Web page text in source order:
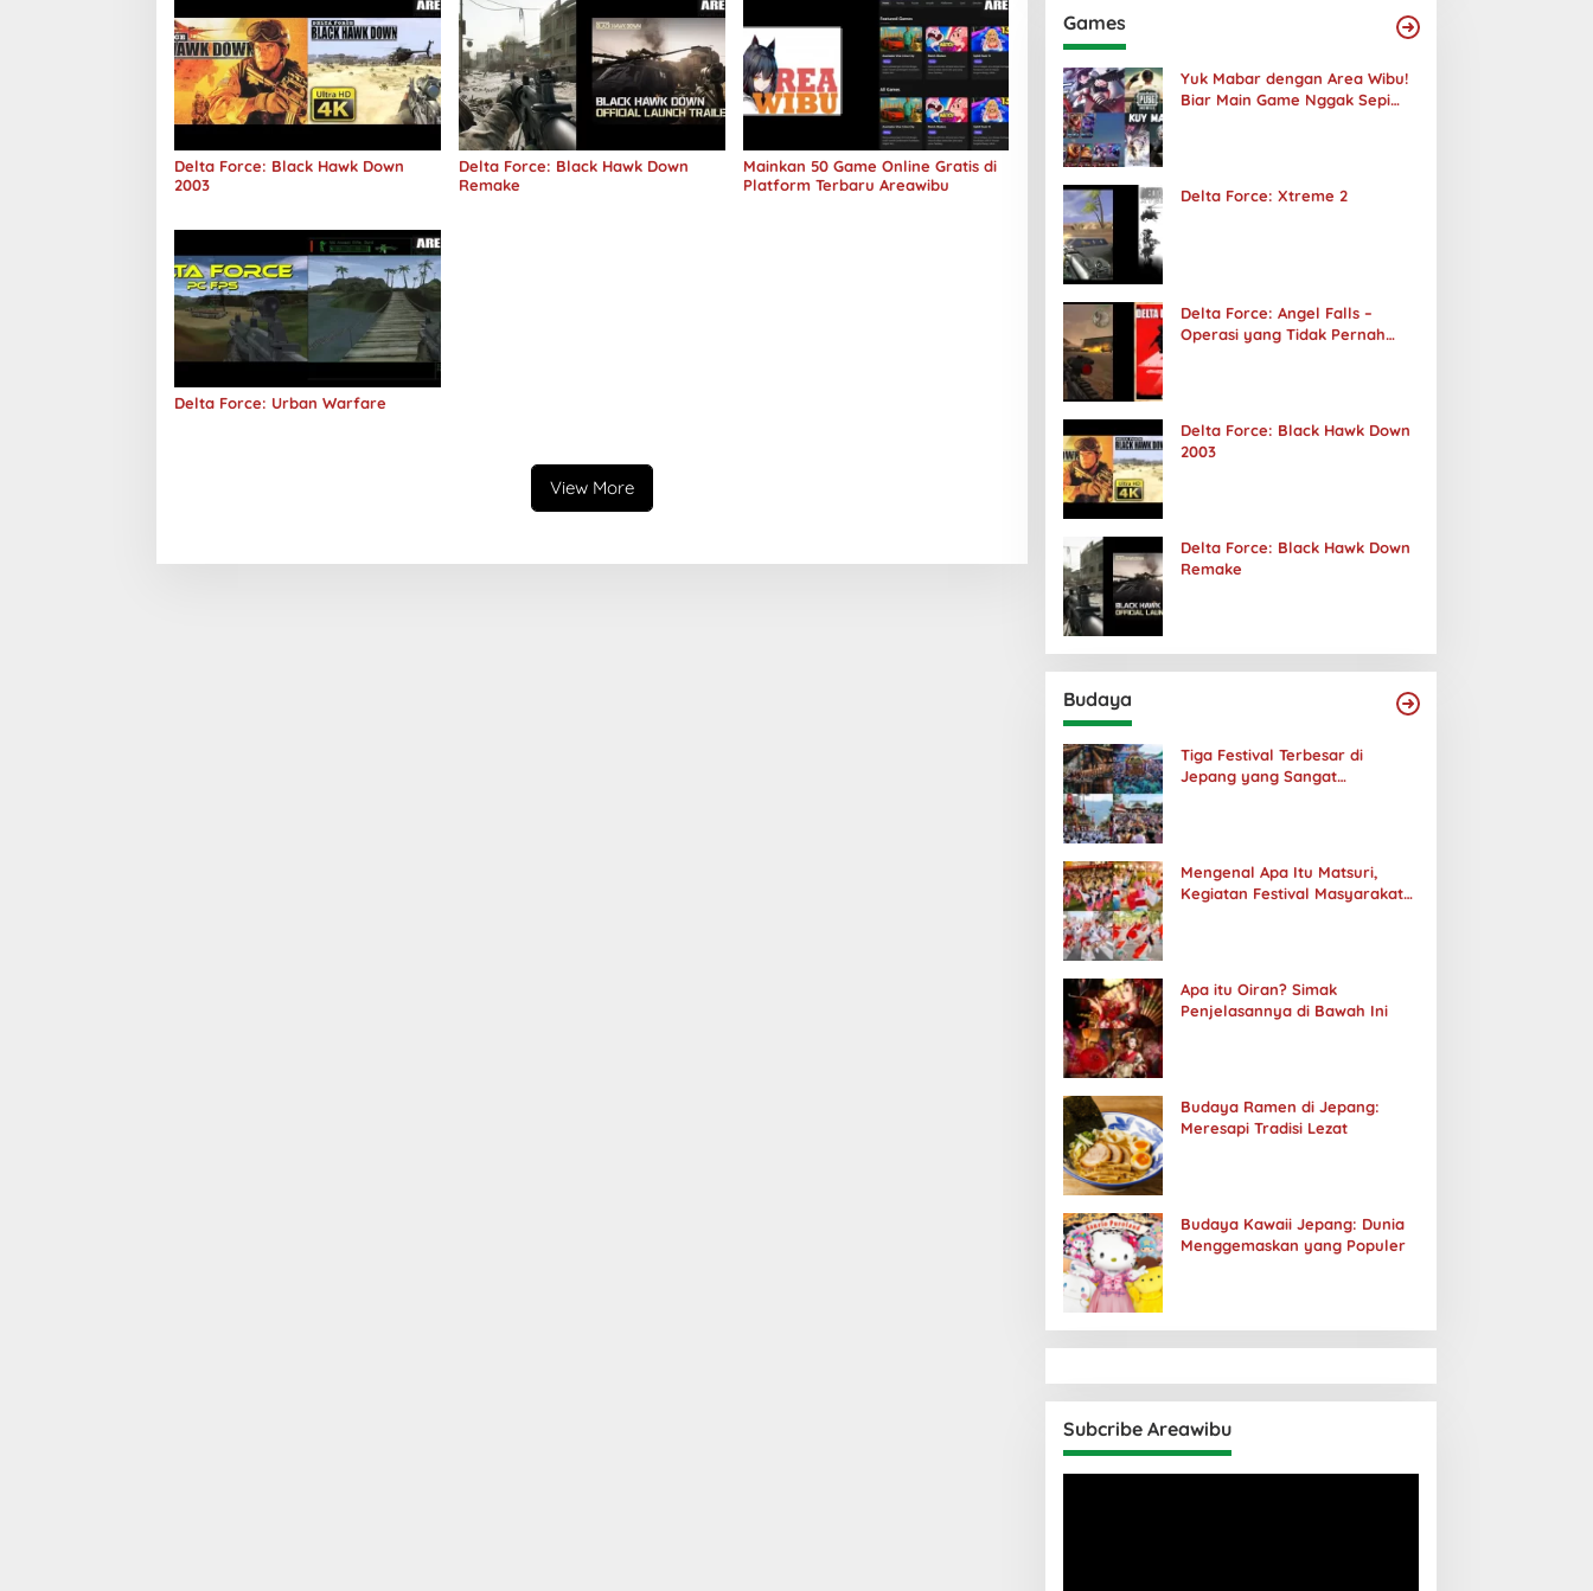
Delta Force: Black Hawk Down
2003
Delta Force: Black Hawk Down
Remake
Mainkan 50 Game Online Gratis di
Platform Terbaru Areawibu
Delta Force: Urban Warfare
View More
Games
Yuk Mabar dengan Area Wibu!
Biar Main Game Nggak Sepi
Delta Force: Xtreme 2
Delta Force: Angel Falls –
Operasi yang Tidak Pernah
Delta Force: Black Hawk Down
2003
Delta Force: Black Hawk Down
Remake
Budaya
Tiga Festival Terbesar di
Jepang yang Sangat
Mengenal Apa Itu Matsuri,
Kegiatan Festival Masyarakat
Apa itu Oiran? Simak
Penjelasannya di Bawah Ini
Budaya Ramen di Jepang:
Meresapi Tradisi Lezat
Budaya Kawaii Jepang: Dunia
Menggemaskan yang Populer
Subcribe Areawibu